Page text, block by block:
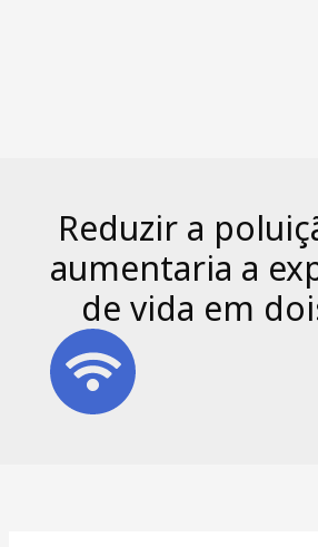
Reduzir a
aumentaria a
de vida em